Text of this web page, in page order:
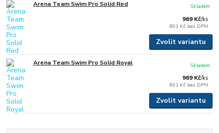
Arena Team Swim Pro Solid Red
969 Kč/ks
801 Kč bez DPH
Skladem
Zvolit variantu
Arena Team Swim Pro Solid Royal
969 Kč/ks
801 Kč bez DPH
Skladem
Zvolit variantu